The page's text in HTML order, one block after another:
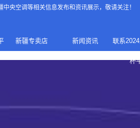
中央空调等相关信息发布和资讯展示，敬请关注！
新疆专卖店 新闻资讯 联系
杯